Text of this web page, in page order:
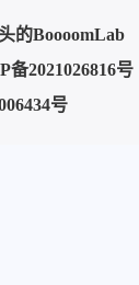
的BoooomLab
备2021026816号
号